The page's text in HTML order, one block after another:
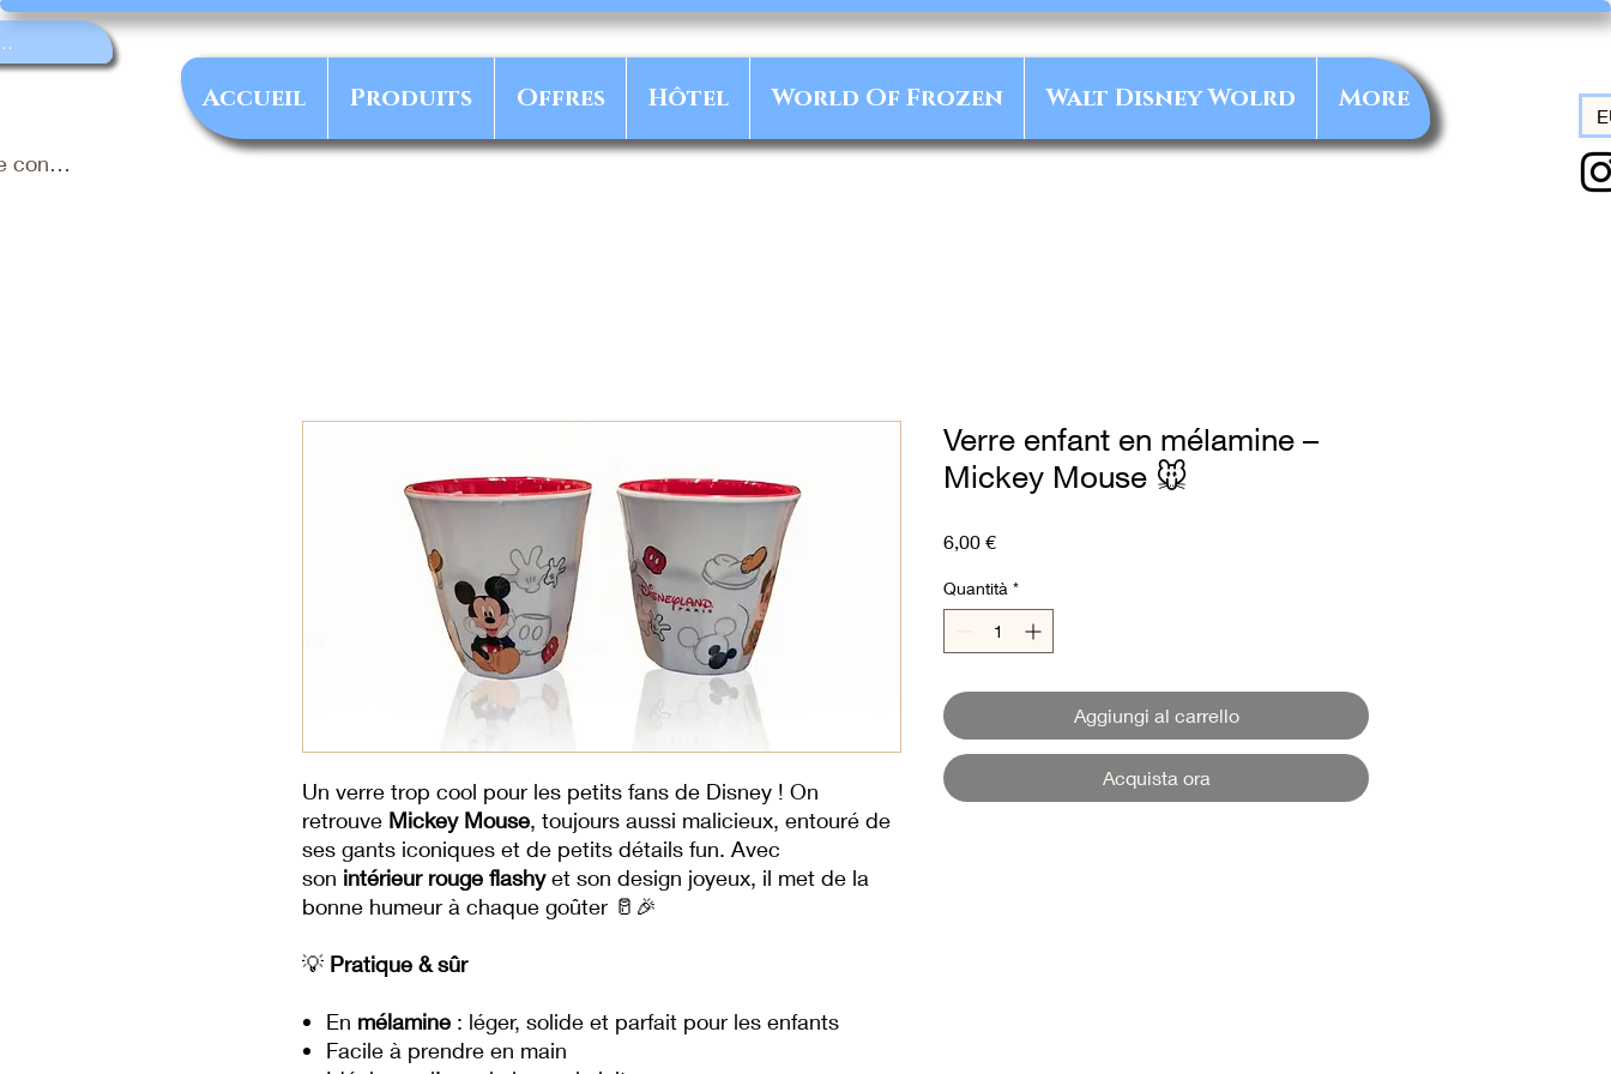
Accueil Produits Offres Hôtel World Of Frozen Walt Disney Wolrd More
connecter
Un verre trop cool pour les petits fans de Disney ! On
retrouve Mickey Mouse, toujours aussi malicieux, entouré de
ses gants iconiques et de petits détails fun. Avec
son intérieur rouge flashyet son design joyeux, il met de la
bonne humeur à chaque goûter 🥛🎉
💡 Pratique & sûr
En mélamine : léger, solide et parfait pour les enfants
Facile à prendre en main
Verre enfant en mélamine –
Mickey Mouse 🐭
6,00 €Prezzo
Quantità *
Aggiungi al carrello
Acquista ora